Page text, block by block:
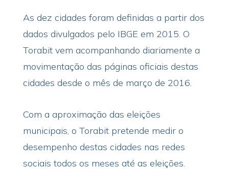
As dez cidades foram definidas a partir dos
dados divulgados pelo IBGE em 2015. O
Torabit vem acompanhando diariamente a
movimentação das páginas oficiais destas
cidades desde o mês de março de 2016.
Com a aproximação das eleições
municipais, o Torabit pretende medir o
desempenho destas cidades nas redes
sociais todos os meses até as eleições.